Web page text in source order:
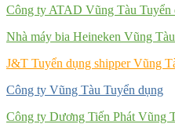
Công ty ATAD Vũng Tàu Tuyển
Nhà máy bia Heineken Vũng
J&T Tuyển dụng shipper Vũng
Công ty Vũng Tàu Tuyển dụng
Công ty Dương Tiến Phát Vũng